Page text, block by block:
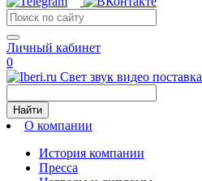
Личный кабинет
0
Свет звук видео поставка
Найти
О компании
История компании
Пресса